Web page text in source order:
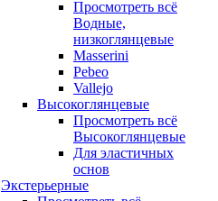
Просмотреть всё
Водные,
низкоглянцевые
Masserini
Pebeo
Vallejo
Высокоглянцевые
Просмотреть всё
Высокоглянцевые
Для эластичных
основ
Экстерьерные